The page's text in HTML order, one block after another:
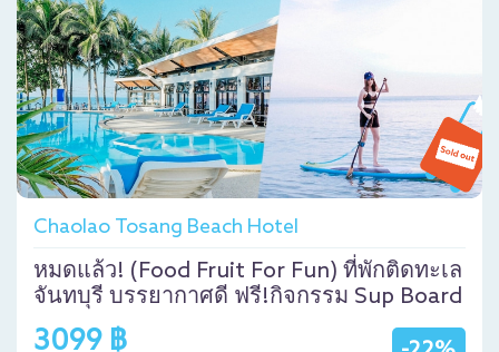
Chaolao Tosang Beach Hotel
หมดแล้ว! (Food Fruit For Fun) ที่พักติดทะเล
จันทบุรี บรรยากาศดี ฟรี!กิจกรรม Sup Board
3099 ฿